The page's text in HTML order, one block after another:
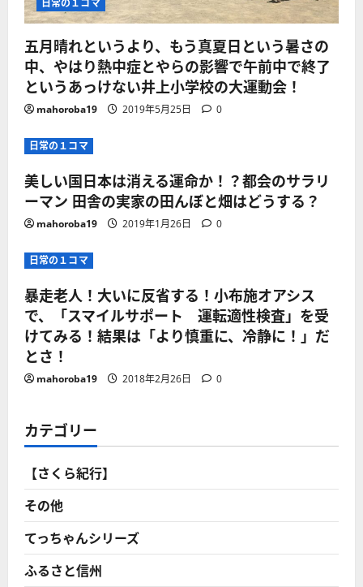
五月晴れというより、もう真夏日という暑さの
中、やはり熱中症とやらの影響で午前中で終了
というあっけない井上小学校の大運動会！
mahoroba19 2019年5月25日 0
日常の１コマ
美しい国日本は消える運命か！？都会のサラリ
ーマン 田舎の実家の田んぼと畑はどうする？
mahoroba19 2019年1月26日 0
日常の１コマ
暴走老人！大いに反省する！小布施オアシス
で、「スマイルサポート 運転適性検査」を受
けてみる！結果は「より慎重に、冷静に！」だ
とさ！
mahoroba19 2018年2月26日 0
カテゴリー
【さくら紀行】
その他
てっちゃんシリーズ
ふるさと信州